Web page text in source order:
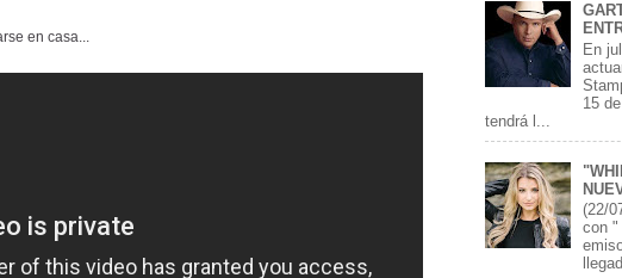
en casa...
En
15
tendrá l...
(22/
con "